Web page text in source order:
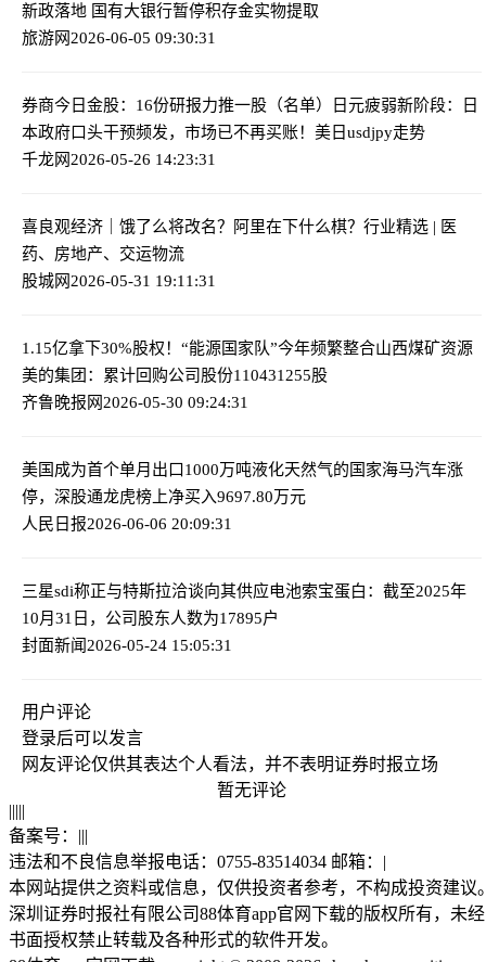
新政落地 国有大银行暂停积存金实物提取
旅游网2026-06-05 09:30:31
券商今日金股：16份研报力推一股（名单）
日元疲弱新阶段：日
本政府口头干预频发，市场已不再买账！美日usdjpy走势
千龙网2026-05-26 14:23:31
喜良观经济｜饿了么将改名？阿里在下什么棋？ 行业精选 | 医
药、房地产、交运物流
股城网2026-05-31 19:11:31
1.15亿拿下30%股权！“能源国家队”今年频繁整合山西煤矿资源
美的集团：累计回购公司股份110431255股
齐鲁晚报网2026-05-30 09:24:31
美国成为首个单月出口1000万吨液化天然气的国家海马汽车涨
停，深股通龙虎榜上净买入9697.80万元
人民日报2026-06-06 20:09:31
三星sdi称正与特斯拉洽谈向其供应电池索宝蛋白：截至2025年
10月31日，公司股东人数为17895户
封面新闻2026-05-24 15:05:31
用户评论
登录后可以发言
网友评论仅供其表达个人看法，并不表明证券时报立场
暂无评论
|||||
备案号： |||
违法和不良信息举报电话：0755-83514034 邮箱： |
本网站提供之资料或信息，仅供投资者参考，不构成投资建议
深圳证券时报社有限公司88体育app官网下载的版权所有，未经
书面授权禁止转载及各种形式的软件开发。